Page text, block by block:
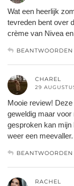
Wat een heerlijk
tevreden bent over
crème van Nivea
BEANTWOORDEN
CHAREL
29
Mooie review!
geweldig maar
gesproken kan mijn
weer een meevaller.
BEANTWOORDEN
RACHEL